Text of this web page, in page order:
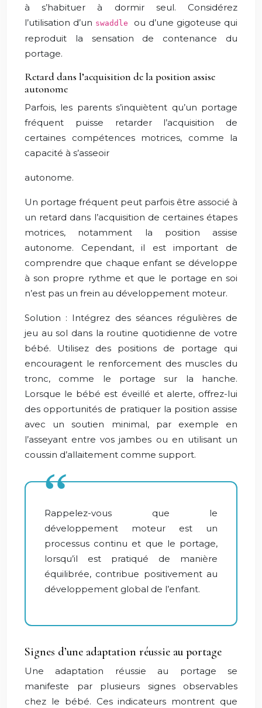
à s’habituer à dormir seul. Considérez
l’utilisation d’un swaddle ou d’une gigoteuse qui
reproduit la sensation de contenance du
portage.
Retard dans l’acquisition de la position assise
autonome
Parfois, les parents s’inquiètent qu’un portage
fréquent puisse retarder l’acquisition de
certaines compétences motrices, comme la
capacité à s’asseoir
autonome.
Un portage fréquent peut parfois être associé à
un retard dans l’acquisition de certaines étapes
motrices, notamment la position assise
autonome. Cependant, il est important de
comprendre que chaque enfant se développe
à son propre rythme et que le portage en soi
n’est pas un frein au développement moteur.
Solution : Intégrez des séances régulières de
jeu au sol dans la routine quotidienne de votre
bébé. Utilisez des positions de portage qui
encouragent le renforcement des muscles du
tronc, comme le portage sur la hanche.
Lorsque le bébé est éveillé et alerte, offrez-lui
des opportunités de pratiquer la position assise
avec un soutien minimal, par exemple en
l’asseyant entre vos jambes ou en utilisant un
coussin d’allaitement comme support.
Rappelez-vous que le
développement moteur est un
processus continu et que le portage,
lorsqu’il est pratiqué de manière
équilibrée, contribue positivement au
développement global de l’enfant.
Signes d’une adaptation réussie au portage
Une adaptation réussie au portage se
manifeste par plusieurs signes observables
chez le bébé. Ces indicateurs montrent que